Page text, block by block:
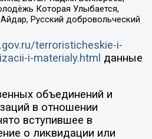
Которая Улыбается,
Русский добровольческий
terroristicheskie-i-
i-materialy.html данные
объединений и
в отношении
вступившее в
о ликвидации или